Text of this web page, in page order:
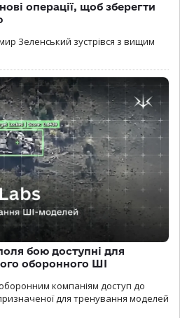
операції, щоб зберегти
Зеленський зустрівся з вищим
бою доступні для
оборонного ШІ
компаніям доступ до
для тренування моделей